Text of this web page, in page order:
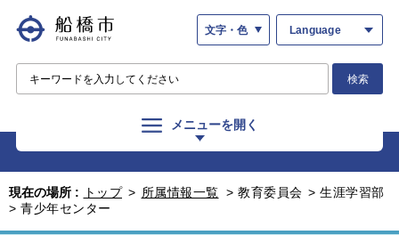
文字・色 Language
検索
メニューを開く
現在の場所 : トップ > 所属情報一覧 > 教育委員会 > 生涯学習部
> 青少年センター